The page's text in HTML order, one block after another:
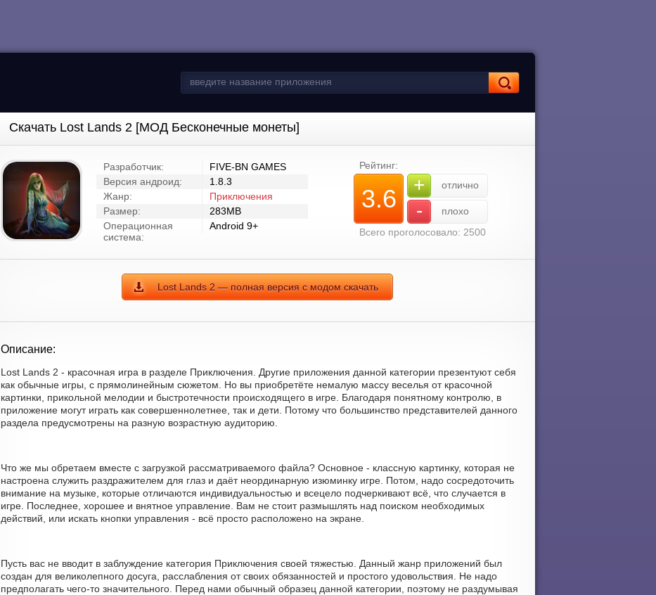
Скачать Lost Lands 2 [МОД Бесконечные монеты]
Разработчик:
FIVE-BN GAMES
Версия андроид:
1.8.3
Жанр:
Приключения
Размер:
283MB
Операционная
система:
Android 9+
Рейтинг:
3.6 + отлично
-
плохо
Всего проголосовало: 2500
Lost Lands 2 — полная версия с модом скачать
Описание:
Lost Lands 2 - красочная игра в разделе Приключения. Другие приложения данной категории презентуют себя
как обычные игры, с прямолинейным сюжетом. Но вы приобретёте немалую массу веселья от красочной
картинки, прикольной мелодии и быстротечности происходящего в игре. Благодаря понятному контролю, в
приложение могут играть как совершеннолетнее, так и дети. Потому что большинство представителей данного
раздела предусмотрены на разную возрастную аудиторию.
Что же мы обретаем вместе с загрузкой рассматриваемого файла? Основное - классную картинку, которая не
настроена служить раздражителем для глаз и даёт неординарную изюминку игре. Потом, надо сосредоточить
внимание на музыке, которые отличаются индивидуальностью и всецело подчеркивают всё, что случается в
игре. Последнее, хорошее и внятное управление. Вам не стоит размышлять над поиском необходимых
действий, или искать кнопки управления - всё просто расположено на экране.
Пусть вас не вводит в заблуждение категория Приключения своей тяжестью. Данный жанр приложений был
создан для великолепного досуга, расслабления от своих обязанностей и простого удовольствия. Не надо
предполагать чего-то значительного. Перед нами обычный образец данной категории, поэтому не раздумывая